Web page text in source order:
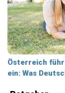
Österreich
ein: Was